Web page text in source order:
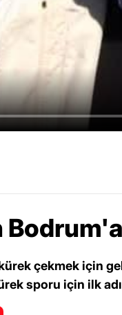
çekmek için
sporu için ilk